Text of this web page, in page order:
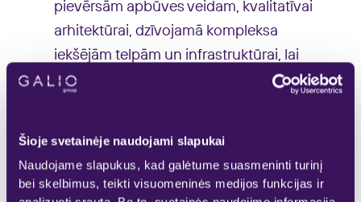
Šioje svetainėje naudojami slapukai
Naudojame slapukus, kad galėtume suasmeninti turinį
bei skelbimus, teikti visuomeninės medijos funkcijas ir
pievērsām apbūves veidam, kvalitatīvai
arhitektūrai, dzīvojamā kompleksa
iekšējām telpām un infrastruktūrai, lai
komplekss pareizi piepildītos un
fasādēm izvēlējāmies solīdus apdares
materiālus, projektējām īpaši plašus